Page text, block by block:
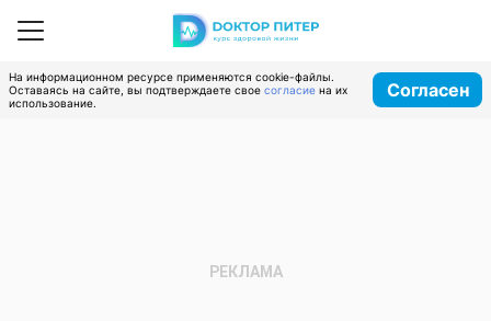
На информационном ресурсе применяются cookie-файлы.
Оставаясь на сайте, вы подтверждаете свое согласие на их
использование.
Согласен